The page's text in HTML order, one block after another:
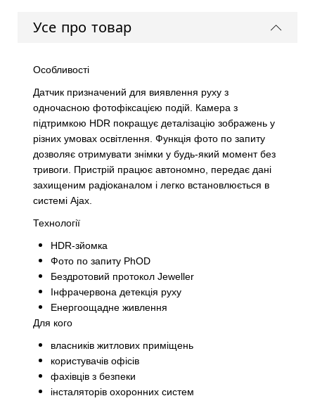
Усе про товар
Особливості
Датчик призначений для виявлення руху з
одночасною фотофіксацією подій. Камера з
підтримкою HDR покращує деталізацію зображень у
різних умовах освітлення. Функція фото по запиту
дозволяє отримувати знімки у будь-який момент без
тривоги. Пристрій працює автономно, передає дані
захищеним радіоканалом і легко встановлюється в
системі Ajax.
Технології
HDR-зйомка
Фото по запиту PhOD
Бездротовий протокол Jeweller
Інфрачервона детекція руху
Енергоощадне живлення
Для кого
власників житлових приміщень
користувачів офісів
фахівців з безпеки
інсталяторів охоронних систем